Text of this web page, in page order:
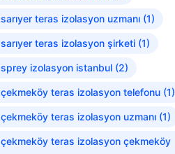
sarıyer teras izolasyon uzmanı(1)
sarıyer teras izolasyon şirketi(1)
sprey izolasyon istanbul(2)
çekmeköy teras izolasyon telefonu(1)
çekmeköy teras izolasyon uzmanı(1)
çekmeköy teras izolasyon çekmeköy